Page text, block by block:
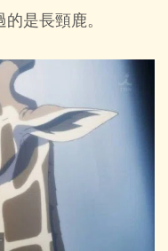
是長頸鹿。